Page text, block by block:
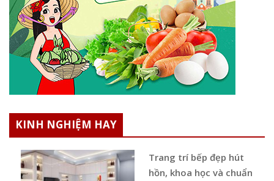
KINH NGHIỆM HAY
Trang trí bếp đẹp hút
hồn, khoa học và chuẩn